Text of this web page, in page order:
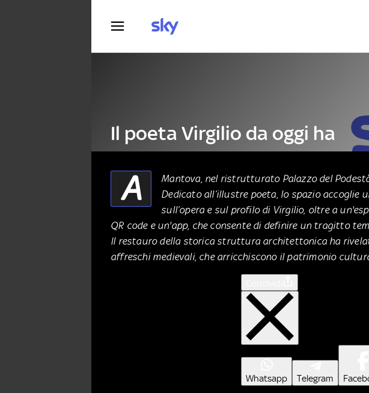
Il poeta Virgilio da oggi ha
un suo museo
ALTRO 06 Dicembre 2024
A
Mantova, nel ristrutturato Palazzo del
Dedicato all’illustre poeta, lo spazio accoglie
sull’opera e sul profilo di Virgilio, oltre a
QR code e un'app, che consente di definire un tragitto
Il restauro della storica struttura architettonica ha
affreschi medievali, che arricchiscono il patrimonio
Whatsapp Telegram